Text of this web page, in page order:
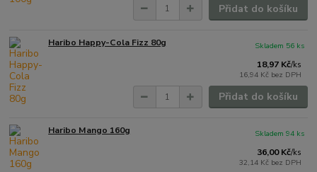
Přidat do košíku
Haribo Happy-Cola Fizz 80g
18,97 Kč/ks
16,94 Kč bez DPH
Skladem 56 ks
Přidat do košíku
Haribo Mango 160g
36,00 Kč/ks
32,14 Kč bez DPH
Skladem 94 ks